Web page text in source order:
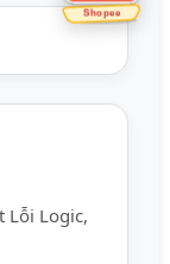
Lỗi Logic,
Shopee